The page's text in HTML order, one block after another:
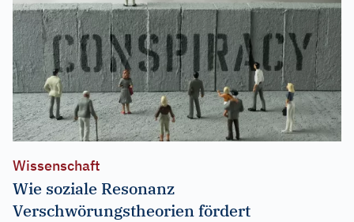
Wissenschaft
Wie soziale Resonanz
Verschwörungstheorien fördert